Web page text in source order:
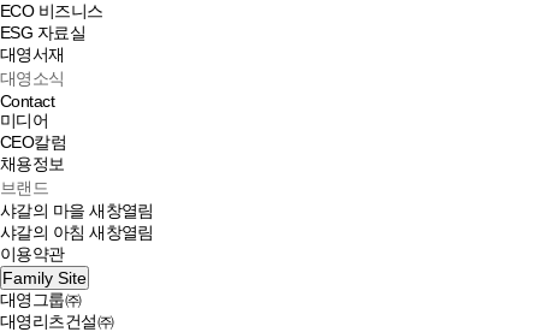
ECO 비즈니스
ESG 자료실
대영서재
대영소식
Contact
미디어
CEO칼럼
채용정보
브랜드
샤갈의 마을새창열림
샤갈의 아침새창열림
이용약관
Family Site
대영그룹㈜
대영리츠건설㈜